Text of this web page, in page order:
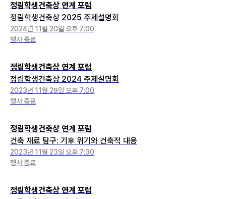
정림학생건축상 연계 포럼
정림학생건축상 2025 주제설명회
2024년 11월 20일 오후 7:00
행사 종료
정림학생건축상 연계 포럼
정림학생건축상 2024 주제설명회
2023년 11월 29일 오후 7:00
행사 종료
정림학생건축상 연계 포럼
건축 재료 탐구: 기후 위기와 건축적 대응
2023년 11월 23일 오후 7:30
행사 종료
정림학생건축상 연계 포럼